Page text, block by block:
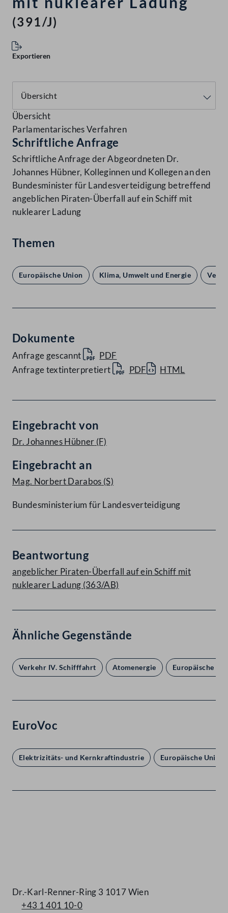
(391/J)
Exportieren
Übersicht
Parlamentarisches Verfahren
Schriftliche Anfrage
Schriftliche Anfrage der Abgeordneten Dr.
Johannes Hübner, Kolleginnen und Kollegen an den
Bundesminister für Landesverteidigung betreffend
angeblichen Piraten-Überfall auf ein Schiff mit
nuklearer Ladung
Themen
Europäische Union Klima, Umwelt und Energie
Dokumente
Anfrage gescannt
PDF
Anfrage textinterpretiert
PDF HTML
Eingebracht von
Dr. Johannes Hübner (F)
Eingebracht an
Mag. Norbert Darabos (S)
Bundesministerium für Landesverteidigung
Beantwortung
angeblicher Piraten-Überfall auf ein Schiff mit
nuklearer Ladung (363/AB)
Ähnliche Gegenstände
Verkehr IV. Schifffahrt Atomenergie Europäische
EuroVoc
Elektrizitäts- und Kernkraftindustrie Europäische Union
Dr.-Karl-Renner-Ring 3 1017 Wien
+43 1 401 10-0